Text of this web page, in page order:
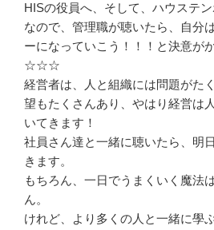
HISの役員へ、そして、ハウステ
なので、管理職が聴いたら、自分
ーになっていこう！！！と決意が
☆☆☆
経営者は、人と組織には問題がた
望もたくさんあり、やはり経営は
いてきます！
社員さん達と一緒に聴いたら、明
きます。
もちろん、一日でうまくいく魔法
ん。
けれど、より多くの人と一緒に學